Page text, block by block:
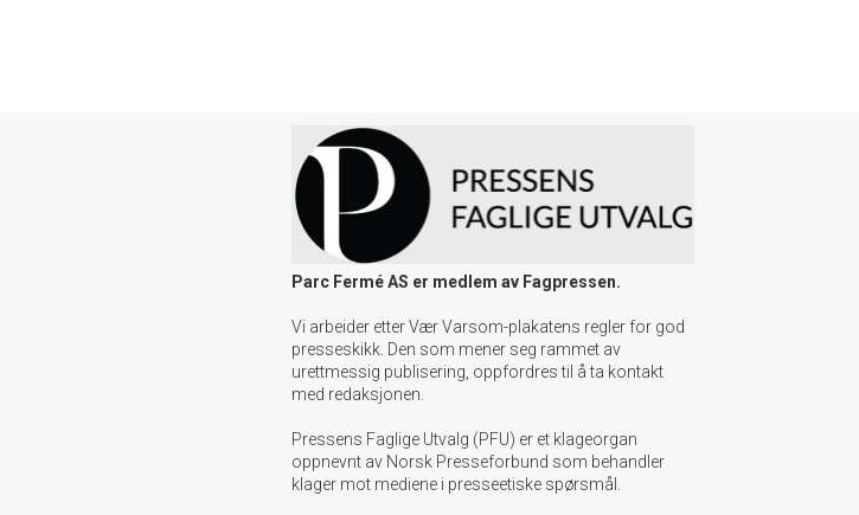
Parc Fermé AS er medlem av Fagpressen.
Vi arbeider etter Vær Varsom-plakatens regler for god
presseskikk. Den som mener seg rammet av
urettmessig publisering, oppfordres til å ta kontakt
med redaksjonen.
Pressens Faglige Utvalg (PFU) er et klageorgan
oppnevnt av Norsk Presseforbund som behandler
klager mot mediene i presseetiske spørsmål.